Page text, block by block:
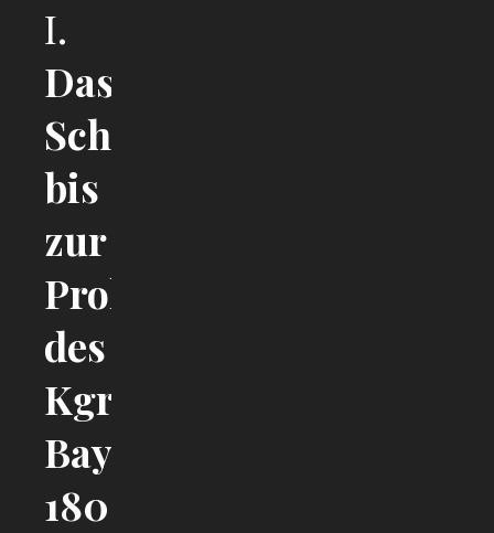
I.
Das
Schulwesen
bis
zur
Proklamation
des
Kgr.
Bayern
1806